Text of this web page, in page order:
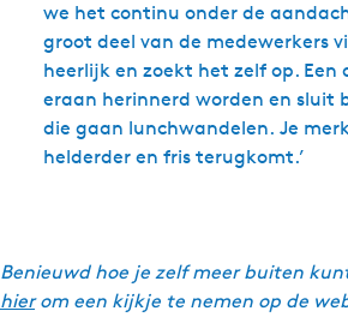
we het continu onder de
groot deel van de medewerkers
heerlijk en zoekt het zelf op. Een
eraan herinnerd worden en sluit
die gaan lunchwandelen. Je
helderder en fris terugkomt.’
Benieuwd hoe je zelf meer buiten
hierom een kijkje te nemen op de